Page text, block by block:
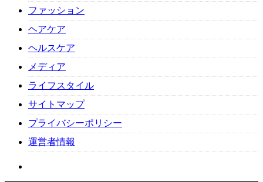
ファッション
ヘアケア
ヘルスケア
メディア
ライフスタイル
サイトマップ
プライバシーポリシー
運営者情報